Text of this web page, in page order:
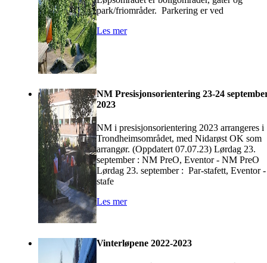
park/friområder. Parkering er ved
Les mer
NM Presisjonsorientering 23-24
2023
NM i presisjonsorientering 2023 arrangeres i
Trondheimsområdet, med Nidarøst OK som
arrangør. (Oppdatert 07.07.23) Lørdag 23.
september : NM PreO, Eventor - NM PreO
Lørdag 23. september : Par-stafett, Eventor -
stafe
Les mer
Vinterløpene 2022-2023